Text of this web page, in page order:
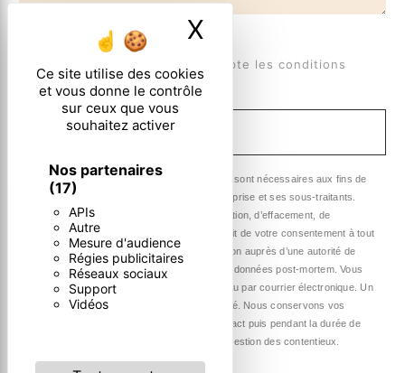
Ce site utilise des cookies
et vous donne le contrôle
sur ceux que vous
souhaitez activer
Nos partenaires
(17)
APIs
Autre
Mesure d'audience
Régies publicitaires
Réseaux sociaux
Support
Vidéos
X
En cochant cette case, j'accepte les conditions
particulières ci-dessous **
ENVOYER
** Les données personnelles communiquées sont nécessaires aux fins de
vous contacter. Elles sont destinées à l'entreprise et ses sous-traitants.
Vous disposez de droits d’accès, de rectification, d’effacement, de
portabilité, de limitation, d’opposition, de retrait de votre consentement à tout
moment et du droit d’introduire une réclamation auprès d’une autorité de
contrôle, ainsi que d’organiser le sort de vos données post-mortem. Vous
pouvez exercer ces droits par voie postale ou par courrier électronique. Un
justificatif d'identité pourra vous être demandé. Nous conservons vos
données pendant la période de prise de contact puis pendant la durée de
prescription légale aux fins probatoire et de gestion des contentieux.